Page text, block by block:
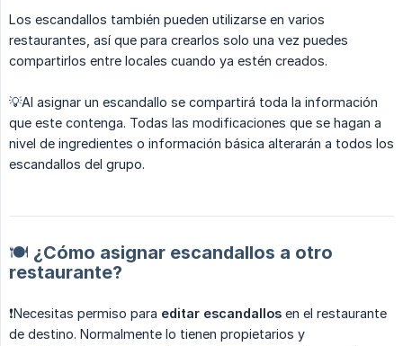
Los escandallos también pueden utilizarse en varios
restaurantes, así que para crearlos solo una vez puedes
compartirlos entre locales cuando ya estén creados.
💡Al asignar un escandallo se compartirá toda la información
que este contenga. Todas las modificaciones que se hagan a
nivel de ingredientes o información básica alterarán a todos los
escandallos del grupo.
🍽️ ¿Cómo asignar escandallos a otro
restaurante?
❗️Necesitas permiso para editar escandallos en el restaurante
de destino. Normalmente lo tienen propietarios y